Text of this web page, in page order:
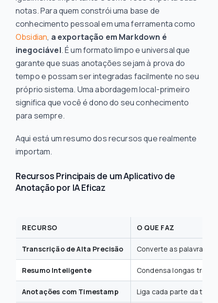
notas. Para quem constrói uma base de
conhecimento pessoal em uma ferramenta como
Obsidian, a exportação em Markdown é
inegociável. É um formato limpo e universal que
garante que suas anotações sejam à prova do
tempo e possam ser integradas facilmente no seu
próprio sistema. Uma abordagem local-primeiro
significa que você é dono do seu conhecimento
para sempre.
Aqui está um resumo dos recursos que realmente
importam.
Recursos Principais de um Aplicativo de
Anotação por IA Eficaz
RECURSO O QUE FAZ
Transcrição de Alta Precisão Converte as palavras
Resumo Inteligente Condensa longas
Anotações com Timestamp Liga cada parte da